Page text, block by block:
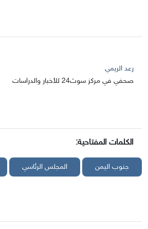
رعد الريمي
صحفي في مركز سوث24 للأخبار والدراسات
الكلمات المفتاحية:
جنوب اليمن المجلس الرئاسي